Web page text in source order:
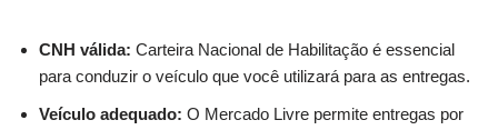
CNH válida: Carteira Nacional de Habilitação é essencial
para conduzir o veículo que você utilizará para as entregas.
Veículo adequado: O Mercado Livre permite entregas por